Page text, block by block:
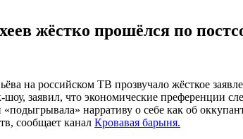
жёстко прошёлся по
на российском ТВ прозвучало жёсткое
заявил, что экономические преференции
нарративу о себе как об
сообщает канал Кровавая барыня.